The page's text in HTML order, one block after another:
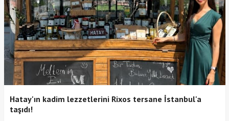
Hatay'ın kadim lezzetlerini Rixos tersane İstanbul'a
taşıdı!